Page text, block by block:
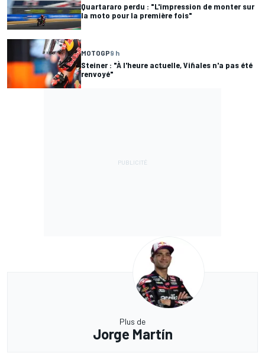
Quartararo perdu : "L'impression de monter sur
la moto pour la première fois"
MOTOGP9 h
Steiner : "À l'heure actuelle, Viñales n'a pas été
renvoyé"
Plus de
Jorge Martín